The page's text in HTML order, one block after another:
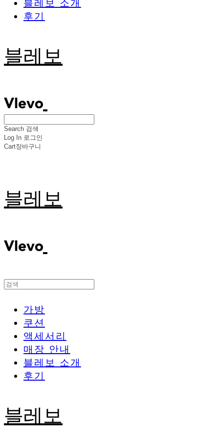
블레보 소개
후기
블레보
Search 검색
Log In 로그인
Cart장바구니
블레보
가방
쿠션
액세서리
매장 안내
블레보 소개
후기
블레보